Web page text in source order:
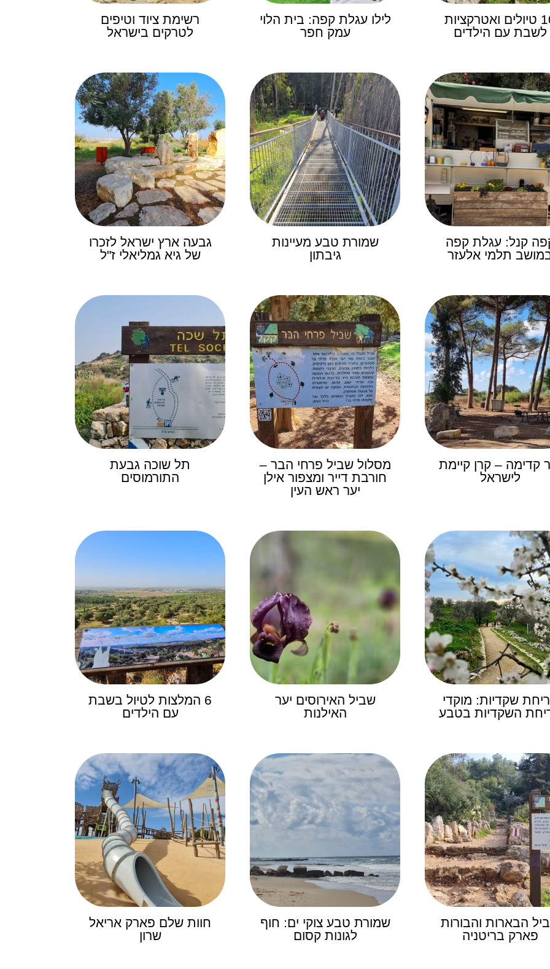
10 טיולים ואטרקציות
לשבת עם הילדים
לילו עגלת קפה: בית הלוי
עמק חפר
רשימת ציוד וטיפים
לטרקים בישראל
קנל: עגלת קפה
תלמי אלעזר
שמורת טבע מעיינות
גיבתון
גבעה ארץ ישראל לזכרו
של גיא גמליאלי ז"ל
קדימה – קרן קיימת
לישראל
מסלול שביל פרחי הבר –
חורבת דייר ומצפור אילן
יער ראש העין
תל שוכה גבעת
התורמוסים
שקדיות: מוקדי
השקדיות בטבע
שביל האירוסים יער
האילנות
6 המלצות לטיול בשבת
עם הילדים
הבארות והבורות
פארק בריטניה
שמורת טבע צוקי ים: חוף
לגונות קסום
חוות שלם פארק אריאל
שרון